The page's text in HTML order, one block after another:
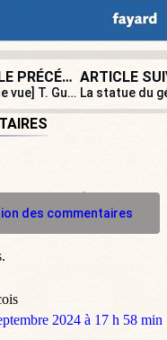
ARTICLE PRÉCÉDENT
[Point de vue] T. Guénolé, ce « résistant » qui veut faire interdire le RN…
commentaire
des commentaires
2024 à 17 h 58 min